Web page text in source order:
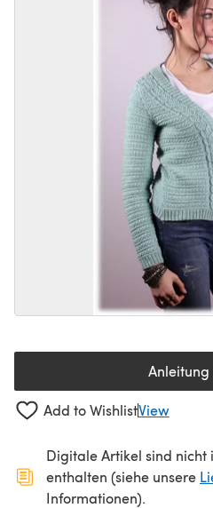
Add to WishlistView
Digitale Artikel sind nicht
enthalten (siehe unsere
Informationen).